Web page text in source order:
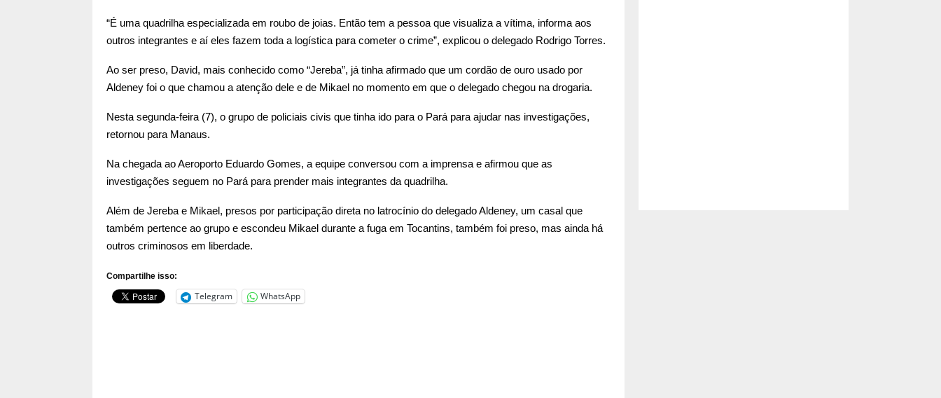
“É uma quadrilha especializada em roubo de joias. Então tem a pessoa que visualiza a vítima, informa aos
outros integrantes e aí eles fazem toda a logística para cometer o crime”, explicou o delegado Rodrigo Torres.
Ao ser preso, David, mais conhecido como “Jereba”, já tinha afirmado que um cordão de ouro usado por
Aldeney foi o que chamou a atenção dele e de Mikael no momento em que o delegado chegou na drogaria.
Nesta segunda-feira (7), o grupo de policiais civis que tinha ido para o Pará para ajudar nas investigações,
retornou para Manaus.
Na chegada ao Aeroporto Eduardo Gomes, a equipe conversou com a imprensa e afirmou que as
investigações seguem no Pará para prender mais integrantes da quadrilha.
Além de Jereba e Mikael, presos por participação direta no latrocínio do delegado Aldeney, um casal que
também pertence ao grupo e escondeu Mikael durante a fuga em Tocantins, também foi preso, mas ainda há
outros criminosos em liberdade.
Compartilhe isso:
Telegram WhatsApp